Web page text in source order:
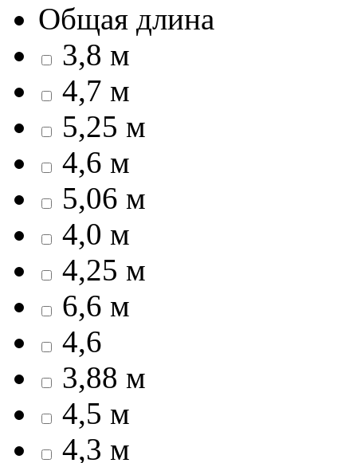
Общая длина
3,8 м
4,7 м
5,25 м
4,6 м
5,06 м
4,0 м
4,25 м
6,6 м
4,6
3,88 м
4,5 м
4,3 м